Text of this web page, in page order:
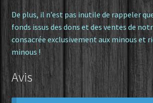
De plus, il n’est pas inutile de rappeler
fonds issus des dons et des ventes de
consacrée exclusivement aux minous et
minous !
Avis